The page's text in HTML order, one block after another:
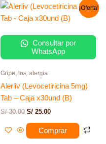
¡Oferta!
Consultar por
WhatsApp
Gripe, tos, alergia
Alerliv (Levocetiricina 5mg)
Tab – Caja x30und (B)
S/30.00
El
precio
original
S/ 25.00
El
actual
Comprar